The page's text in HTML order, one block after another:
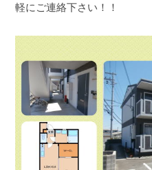
軽にご連絡下さい！！